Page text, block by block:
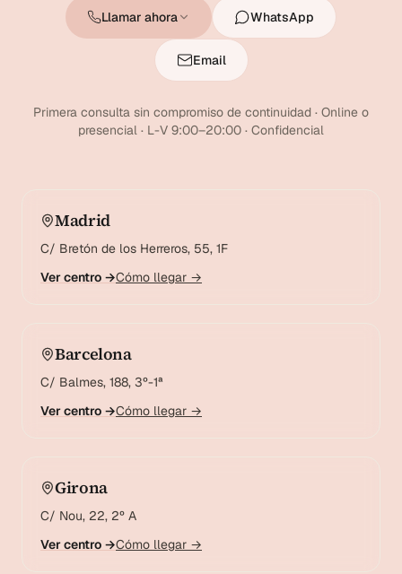
Llamar ahora WhatsApp
Email
Primera consulta sin compromiso de continuidad · Online o
presencial · L-V 9:00–20:00 · Confidencial
Madrid
C/ Bretón de los Herreros, 55, 1F
Ver centro →Cómo llegar →
Barcelona
C/ Balmes, 188, 3º-1ª
Ver centro →Cómo llegar →
Girona
C/ Nou, 22, 2º A
Ver centro →Cómo llegar →